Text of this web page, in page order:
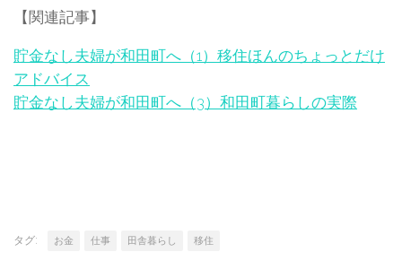
【関連記事】
貯金なし夫婦が和田町へ（1）移住ほんのちょっとだけ
アドバイス
貯金なし夫婦が和田町へ（3）和田町暮らしの実際
タグ: お金 仕事 田舎暮らし 移住